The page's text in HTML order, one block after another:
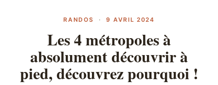
RANDOS · 9 AVRIL 2024
Les 4 métropoles à
absolument découvrir à
pied, découvrez pourquoi !